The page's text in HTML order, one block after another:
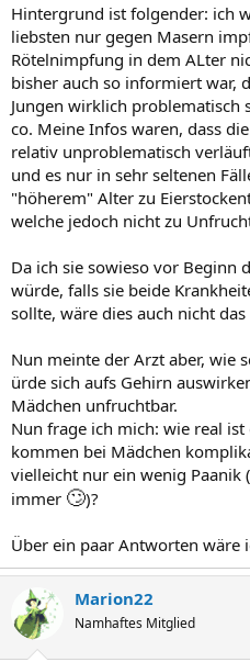
Hintergrund ist folgender: ich
liebsten nur gegen Masern
Rötelnimpfung in dem ALter
bisher auch so informiert war,
Jungen wirklich problematisch
co. Meine Infos waren, dass
relativ unproblematisch
und es nur in sehr seltenen
"höherem" Alter zu
welche jedoch nicht zu
Da ich sie sowieso vor Beginn
würde, falls sie beide
sollte, wäre dies auch nicht
Nun meinte der Arzt aber, wie
ürde sich aufs Gehirn
Mädchen unfruchtbar.
Nun frage ich mich: wie real ist
kommen bei Mädchen
vielleicht nur ein wenig Paanik
immer 🙄)?
Über ein paar Antworten wäre
Marion22
Namhaftes Mitglied